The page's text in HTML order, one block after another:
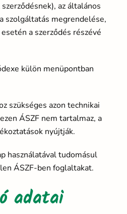
az általános
szolgáltatás megrendelése,
a szerződés részévé
külön menüpontban
szükséges azon technikai
ÁSZF nem tartalmaz, a
nyújtják.
használatával tudomásul
ÁSZF-ben foglaltakat.
adatai